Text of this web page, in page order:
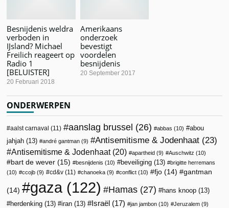
Besnijdenis weldra
verboden in
IJsland? Michael
Freilich reageert op
Radio 1
[BELUISTER]
20 Februari 2018
Amerikaans
onderzoek
bevestigt
voordelen
besnijdenis
20 September 2017
ONDERWERPEN
aalst carnaval (11) aanslag brussel (26) abbas (10)
abou
jahjah (13) andré gantman (9) Antisemitisme & Jodenhaat (23)
Antisemitisme & Jodenhaat(20) apartheid (9) Auschwitz (10)
bart de wever (15) besnijdenis (10) beveiliging (13)
brigitte herremans
(10)
ccojb (9) cd&v (11) chanoeka (9) conflict (10) fjo (14) gantman
(14) gaza(122) Hamas (27) hans knoop (13)
herdenking (13) iran (13) Israël (17) jan jambon (10) Jeruzalem (9)